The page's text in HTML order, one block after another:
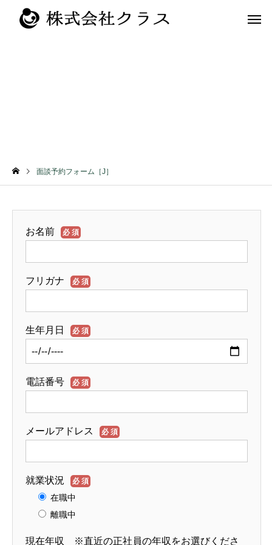
面談予約フォーム［J］
お名前 必須
フリガナ 必須
生年月日 必須
電話番号 必須
メールアドレス 必須
就業状況 必須
在職中
離職中
現在年収 ※直近の正社員の年収をお選びくださ